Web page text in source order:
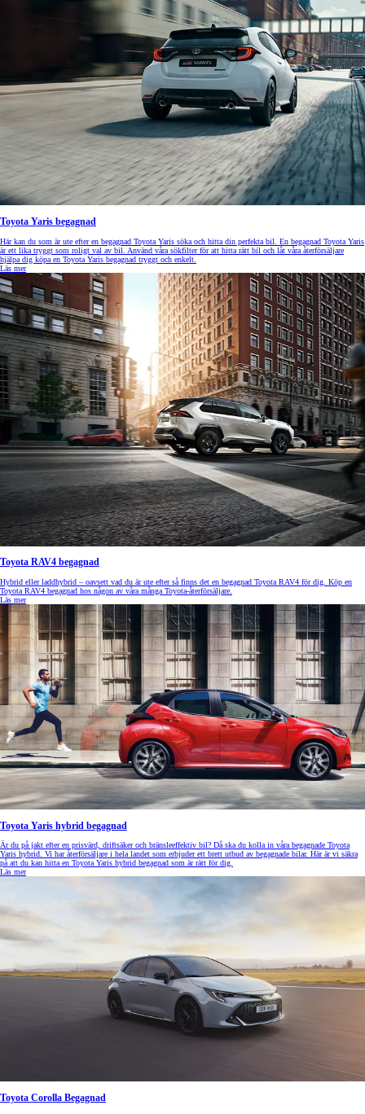
Toyota Yaris begagnad
Här kan du som är ute efter en begagnad Toyota Yaris söka och hitta din perfekta bil. En begagnad Toyota Yaris
är ett lika tryggt som roligt val av bil. Använd våra sökfilter för att hitta rätt bil och låt våra återförsäljare
hjälpa dig köpa en Toyota Yaris begagnad tryggt och enkelt.
Läs mer
Toyota RAV4 begagnad
Hybrid eller laddhybrid – oavsett vad du är ute efter så finns det en begagnad Toyota RAV4 för dig. Köp en
Toyota RAV4 begagnad hos någon av våra många Toyota-återförsäljare.
Läs mer
Toyota Yaris hybrid begagnad
Är du på jakt efter en prisvärd, driftsäker och bränsleeffektiv bil? Då ska du kolla in våra begagnade Toyota
Yaris hybrid. Vi har återförsäljare i hela landet som erbjuder ett brett utbud av begagnade bilar. Här är vi säkra
på att du kan hitta en Toyota Yaris hybrid begagnad som är rätt för dig.
Läs mer
Toyota Corolla Begagnad